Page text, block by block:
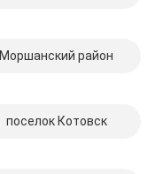
Моршанский район
поселок Котовск